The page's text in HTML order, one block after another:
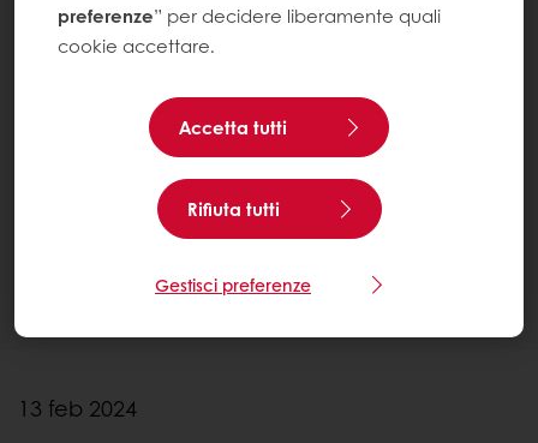
13 feb 2024
preferenze” per decidere liberamente quali
cookie accettare.
Accetta tutti
Rifiuta tutti
Gestisci preferenze